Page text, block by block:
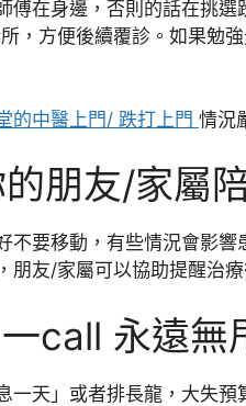
傅在身邊，否則的話在挑
，方便後續覆診。如果勉
的中醫上門/ 跌打上門 情況
朋友/家屬
不要移動，有些情況會影
朋友/家屬可以協助提醒治
call 永遠無
一天」或者排長龍，大失預